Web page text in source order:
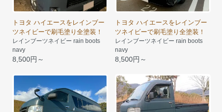
トヨタ ハイエースをレインブー
ツネイビーで刷毛塗り全塗装！
レインブーツネイビー rain boots
navy
8,500円～
トヨタ ハイエースをレインブー
ツネイビーで刷毛塗り全塗装！
レインブーツネイビー rain boots
navy
8,500円～